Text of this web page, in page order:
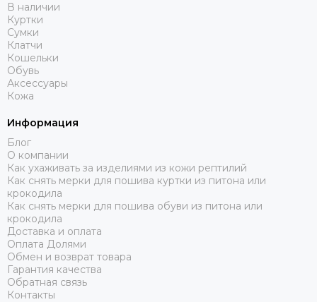
В наличии
Куртки
Сумки
Клатчи
Кошельки
Обувь
Аксессуары
Кожа
Информация
Блог
О компании
Как ухаживать за изделиями из кожи рептилий
Как снять мерки для пошива куртки из питона или
крокодила
Как снять мерки для пошива обуви из питона или
крокодила
Доставка и оплата
Оплата Долями
Обмен и возврат товара
Гарантия качества
Обратная связь
Контакты